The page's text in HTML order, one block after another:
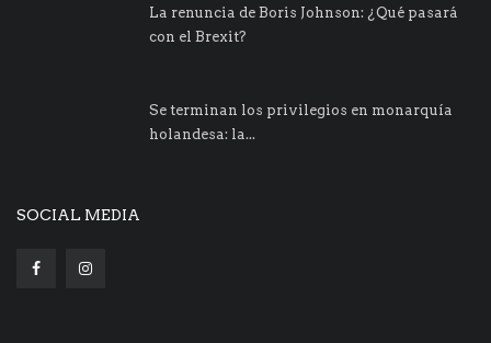
La renuncia de Boris Johnson: ¿Qué pasará
con el Brexit?
Se terminan los privilegios en monarquía
holandesa: la...
SOCIAL MEDIA